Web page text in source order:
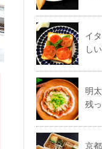
イ
し
明
残
京